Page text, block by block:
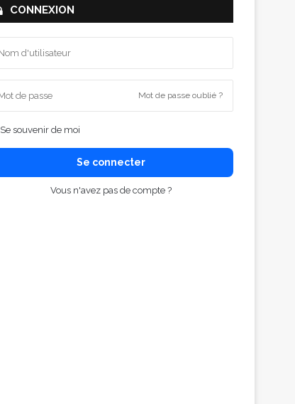
CONNEXION
Mot de passe oublié ?
Se souvenir de moi
Se connecter
Vous n'avez pas de compte ?